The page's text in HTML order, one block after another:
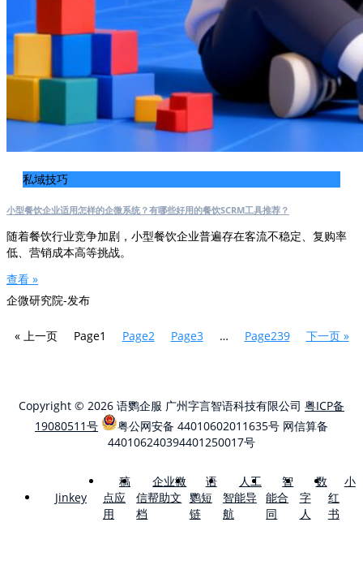
私域技巧
小型餐饮企业适用怎样的企微系统？有哪些好用的餐饮SCRM工具推荐？
随着餐饮行业竞争加剧，小型餐饮企业普遍存在客流不稳定、复购率
低、营销成本高等挑战。
查看 »
企微研究院-发布
« 上一页 Page1 Page2 Page3 … Page239 下一页 »
Copyright © 2026 语鹦企服 广州字言智语科技有限公司 粤ICP备
19080511号
粤公网安备 44010602011635号 网信算备
440106240394401250017号
Jinkey
稿
点应
用
企业微
信帮助文
档
语
鹦短
链
人工
智能导
航
智
能合
同
数
字
人
小
红
书